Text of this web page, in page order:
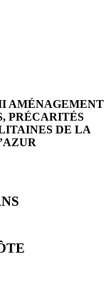
AMÉNAGEMENT
PRÉCARITÉS
DE LA